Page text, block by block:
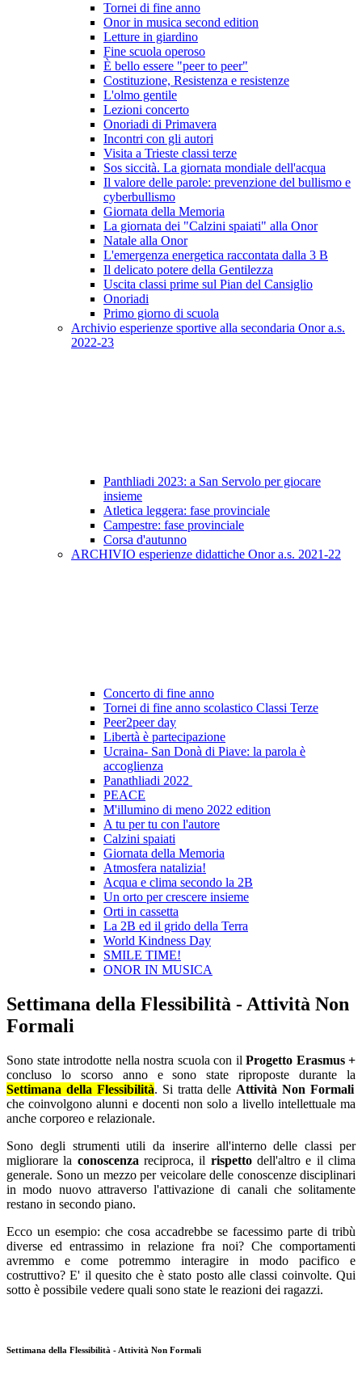
Tornei di fine anno
Onor in musica second edition
Letture in giardino
Fine scuola operoso
È bello essere "peer to peer"
Costituzione, Resistenza e resistenze
L'olmo gentile
Lezioni concerto
Onoriadi di Primavera
Incontri con gli autori
Visita a Trieste classi terze
Sos siccità. La giornata mondiale dell'acqua
Il valore delle parole: prevenzione del bullismo e
cyberbullismo
Giornata della Memoria
La giornata dei "Calzini spaiati" alla Onor
Natale alla Onor
L'emergenza energetica raccontata dalla 3 B
Il delicato potere della Gentilezza
Uscita classi prime sul Pian del Cansiglio
Onoriadi
Primo giorno di scuola
Archivio esperienze sportive alla secondaria Onor a.s.
2022-23
Panthliadi 2023: a San Servolo per giocare
insieme
Atletica leggera: fase provinciale
Campestre: fase provinciale
Corsa d'autunno
ARCHIVIO esperienze didattiche Onor a.s. 2021-22
Concerto di fine anno
Tornei di fine anno scolastico Classi Terze
Peer2peer day
Libertà è partecipazione
Ucraina- San Donà di Piave: la parola è
accoglienza
Panathliadi 2022
PEACE
M'illumino di meno 2022 edition
A tu per tu con l'autore
Calzini spaiati
Giornata della Memoria
Atmosfera natalizia!
Acqua e clima secondo la 2B
Un orto per crescere insieme
Orti in cassetta
La 2B ed il grido della Terra
World Kindness Day
SMILE TIME!
ONOR IN MUSICA
Settimana della Flessibilità - Attività Non
Formali
Sono state introdotte nella nostra scuola con il Progetto Erasmus +
concluso lo scorso anno e sono state riproposte durante la
Settimana della Flessibilità. Si tratta delle Attività Non Formali
che coinvolgono alunni e docenti non solo a livello intellettuale ma
anche corporeo e relazionale.
Sono degli strumenti utili da inserire all'interno delle classi per
migliorare la conoscenza reciproca, il rispettodell'altro e il clima
generale. Sono un mezzo per veicolare delle conoscenze disciplinari
in modo nuovo attraverso l'attivazione di canali che solitamente
restano in secondo piano.
Ecco un esempio: che cosa accadrebbe se facessimo parte di tribù
diverse ed entrassimo in relazione fra noi? Che comportamenti
avremmo e come potremmo interagire in modo pacifico e
costruttivo? E' il quesito che è stato posto alle classi coinvolte. Qui
sotto è possibile vedere quali sono state le reazioni dei ragazzi.
Settimana della Flessibilità - Attività Non Formali